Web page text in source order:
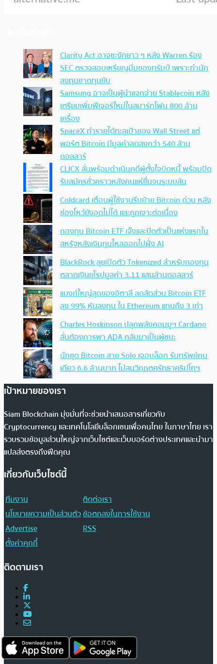
Clarity Act อาจชะงักยาว ๆ หลัง Warren ร้อง
SEC ตรวจสอบเหรียญมีมของทรัมป์ เพราะทำนัก
ลงทุนขาดทุนยับ
Samsung อาจเป็นผู้นำแจกจ่าย Stablecoin หลัง
เตรียมเพิ่มฟีเจอร์ใหม่ในสมาร์ทโฟน 800 ล้าน
เครื่อง
SpaceX ทำรายได้ทะลุเป้าของ Wall Street แต่
พอร์ต Bitcoin มีมูลค่าลดลงกว่า 540 ล้าน
ดอลลาร์
CLICX ลั่นพร้อมดำเนินคดีผู้ตั้งใจบิดหนี้ พร้อมปิด
รับสมัครชั่วคราวหลังคนแห่ยื่นจนระบบล้น
Coldcard เตือนผู้ใช้งานรีบย้าย Bitcoin ด่วน หลัง
ช่องโหว่ยังอุดไม่ได้ และถูกเจาะต่อเนื่อง
กองทุน Bitcoin ETF เจ๊งและปิดตัวเป็นแห่งแรกใน
สหรัฐหลังเงินทุนไหลออกไปฝั่ง AI
BlackRock ลุยเปิดตัว Tokenized สำหรับกองทุน
ตลาดเงินยุโรปมูลค่า 3.11 แสนล้านดอลลาร์
แบงก์ใหญ่สุดของอิตาลี ลดสัดส่วน Bitcoin ETF
ลง 99% หันลงทุน ใน Ethereum แทนถึง 3 เท่า
Charles Hoskinson ปลุกพลังคอมมูฯ Cardano
ลั่นต้องการพา ADA กลับมาเป็นผู้ชนะ
นักขุด Bitcoin สาย Solo เจอบล็อก รับทรัพย์คน
เดียว 6.6 ล้านบาท ไม่สนวิกฤตศรัทธาคริปโทฯ
เป้าหมายของเรา
Siam Blockchain มุ่งมั่นที่จะช่วยนำเสนอสารเกี่ยวกับ
Cryptocurrency และเทคโนโลยีบล็อกเชนเพื่อคนไทย ในภาษาไทย เรา
รวบรวมข้อมูลส่วนใหญ่จากเว็บไซต์และเว็บบอร์ดต่างประเทศและนำมา
แปลส่งตรงถึงฟีดคุณ
เกี่ยวกับเว็บไซต์นี้
ทีมงาน
ติดต่อเรา
นโยบายความเป็นส่วนตัวข้อตกลงในการใช้งาน
Advertise
RSS
ตั้งค่าคุกกี้
ติดตามเรา